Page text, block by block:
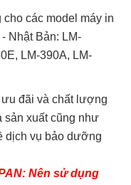
các model máy in
Nhật Bản: LM-
LM-390A, LM-
đãi và chất lượng
sản xuất cũng như
dịch vụ bảo dưỡng
Nên sử dụng